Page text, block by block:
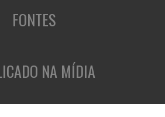
FONTES
NA MÍDIA